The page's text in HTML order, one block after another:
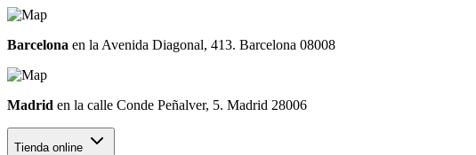
Barcelona en la Avenida Diagonal, 413. Barcelona 08008
Madrid en la calle Conde Peñalver, 5. Madrid 28006
Tienda online